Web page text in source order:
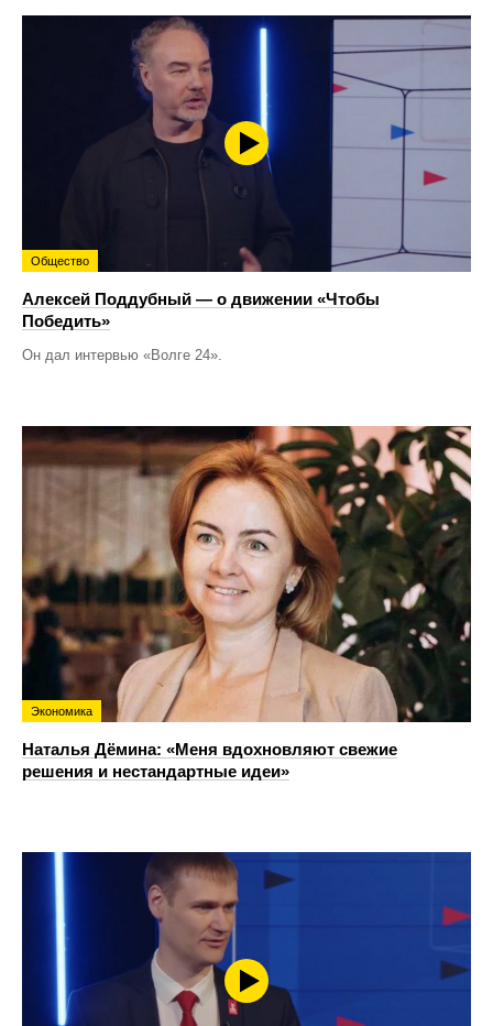
Общество
Алексей Поддубный — о движении «Чтобы
Победить»
Он дал интервью «Волге 24».
Экономика
Наталья Дёмина: «Меня вдохновляют свежие
решения и нестандартные идеи»